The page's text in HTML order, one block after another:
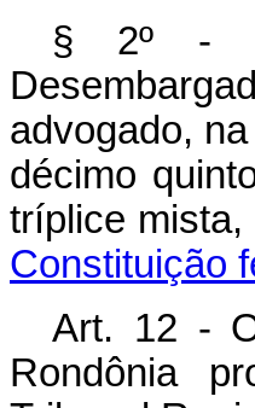
§ 2º -
advogado,
décimo
tríplice
Constituição
Art. 12 -
Rondônia